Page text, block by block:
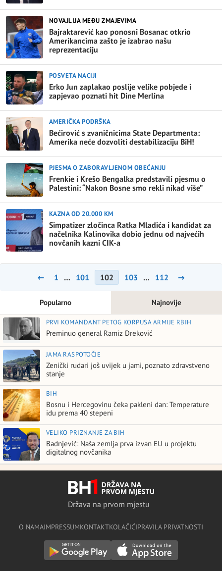
NOVAJLIJA MEĐU ZMAJEVIMA
Bajraktarević kao ponosni Bosanac otkrio
Amerikancima zašto je izabrao našu
reprezentaciju
POSVETA NACIJI
Erko Jun zaplakao poslije velike pobjede i
zapjevao poznati hit Dine Merlina
AMERIČKA PODRŠKA
Bećirović s zvaničnicima State Departmenta:
Amerika neće dozvoliti destabilizaciju BiH!
PJESMA O ZABORAVLJENOM OBEĆANJU
Frenkie i Krešo Bengalka predstavili pjesmu o
Palestini: “Nakon Bosne smo rekli nikad više”
KAZNA OD 20.000 KM
Simpatizer zločinca Ratka Mladića i kandidat za
načelnika Kalinovika dobio jednu od najvećih
novčanih kazni CIK-a
pagination
← 1 … 101 102 103 … 112 →
Popularno Najnovije
PRVI KOMANDANT PETOG KORPUSA ARMIJE RBIH
Preminuo general Ramiz Dreković
JAMA RASPOTOČJE
Zenički rudari još uvijek u jami, poznato zdravstveno
stanje
BIH
Bosnu i Hercegovinu čeka pakleni dan: Temperature
idu prema 40 stepeni
VELIKO PRIZNANJE ZA BIH
Badnjević: Naša zemlja prva izvan EU u projektu
digitalnog novčanika
Država na prvom mjestu
O NAMAIMPRESSUMKONTAKTKOLAČIĆIPRAVILA PRIVATNOSTI